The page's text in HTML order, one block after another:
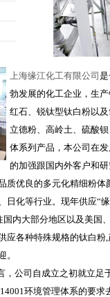
上海缘江化工有限公司
勃发展的化工企业，生
红石、锐钛型钛白粉以
立德粉、高岭土、硫酸
体系列产品，本公司在
的加强跟国内外客户和
质优良的多元化精细粉体
日化等行业。现年供应“
内大部分地区以及美国
应各种特殊规格的钛白粉
。
公司自成立之初就立足
环境管理体系的要求